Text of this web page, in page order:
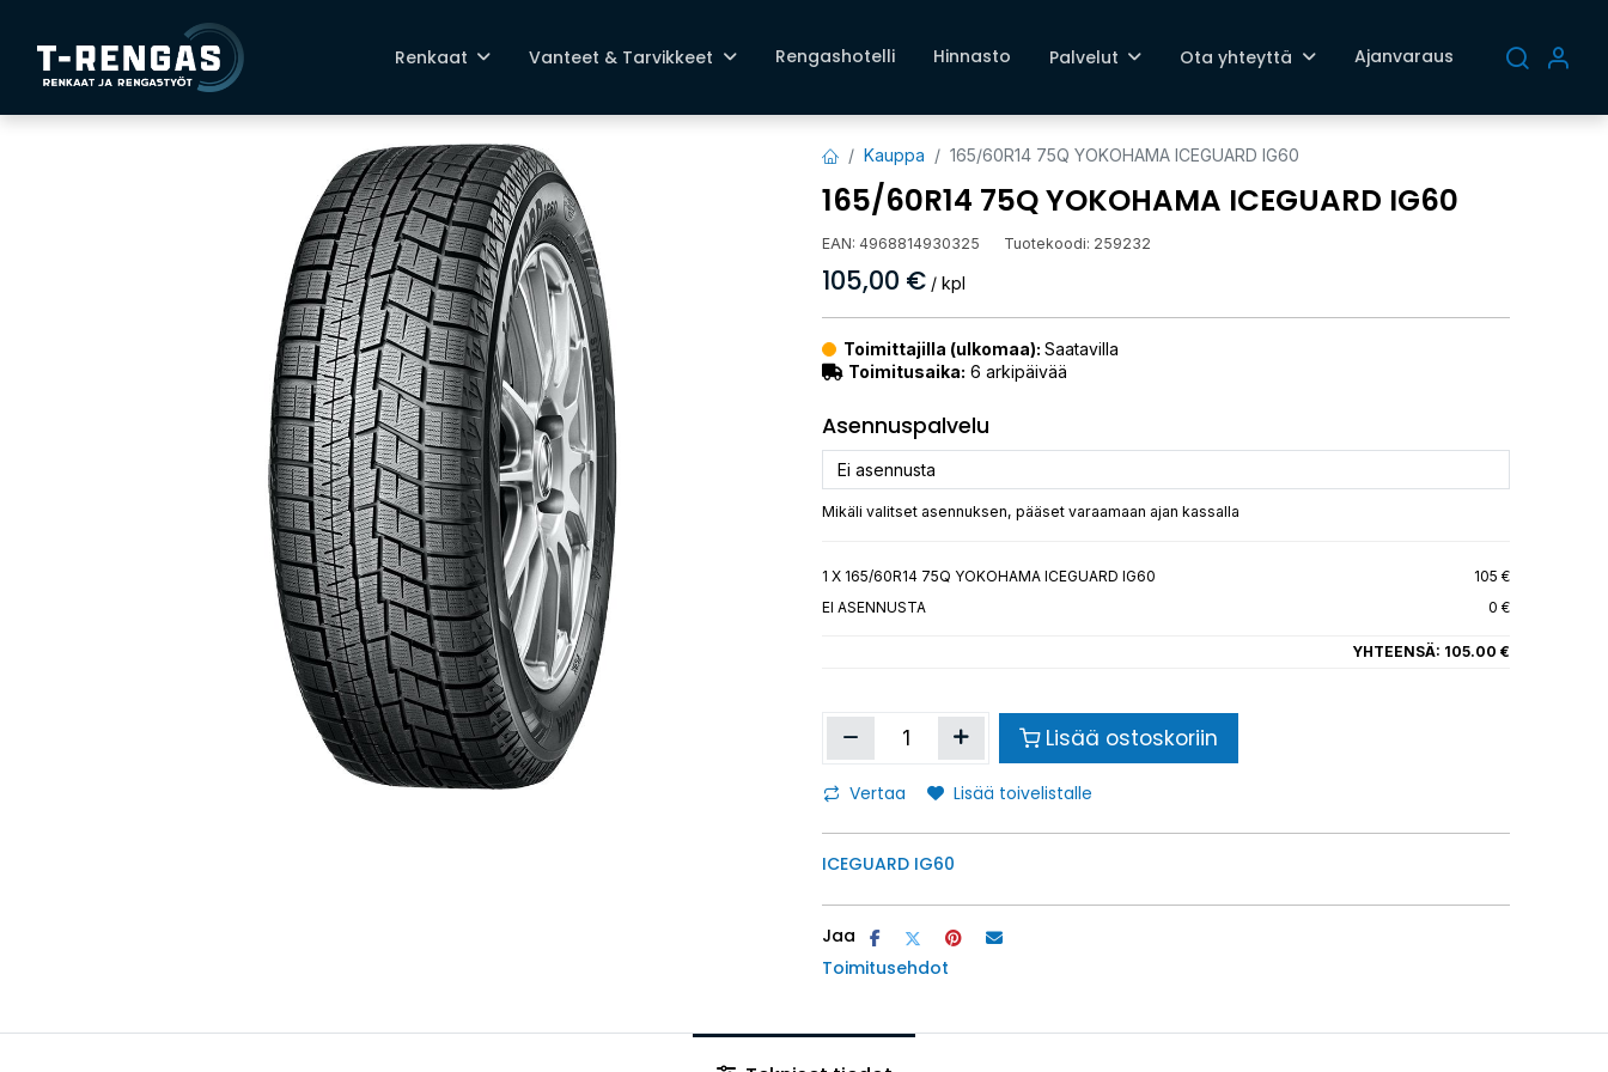
Renkaat Vanteet & Tarvikkeet Rengashotelli Hinnasto Palvelut Ota yhteyttä Ajanvaraus
Kauppa 165/60R14 75Q YOKOHAMA ICEGUARD IG60
165/60R14 75Q YOKOHAMA ICEGUARD IG60
EAN: 4968814930325 Tuotekoodi: 259232
105,00 € / kpl
Toimittajilla (ulkomaa): Saatavilla
Toimitusaika: 6 arkipäivää
Asennuspalvelu
Mikäli valitset asennuksen, pääset varaamaan ajan kassalla
1 X 165/60R14 75Q YOKOHAMA ICEGUARD IG60
105 €
EI ASENNUSTA
0 €
YHTEENSÄ: 105.00 €
Lisää ostoskoriin
Vertaa Lisää toivelistalle
ICEGUARD IG60
Jaa
Toimitusehdot